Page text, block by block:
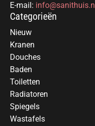
E-mail:
Categorieën
Nieuw
Kranen
Douches
Baden
Toiletten
Radiatoren
Spiegels
Wastafels